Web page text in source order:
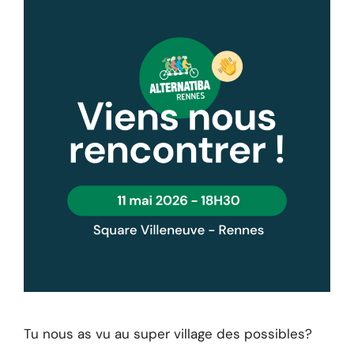
Tu nous as vu au super village des possibles?